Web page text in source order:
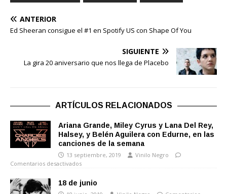
ANTERIOR
Ed Sheeran consigue el #1 en Spotify US con Shape Of You
SIGUIENTE
La gira 20 aniversario que nos llega de Placebo
ARTÍCULOS RELACIONADOS
Ariana Grande, Miley Cyrus y Lana Del Rey,
Halsey, y Belén Aguilera con Edurne, en las
canciones de la semana
13 septiembre, 2019
Vinilo Negro
Comentarios desactivados
18 de junio